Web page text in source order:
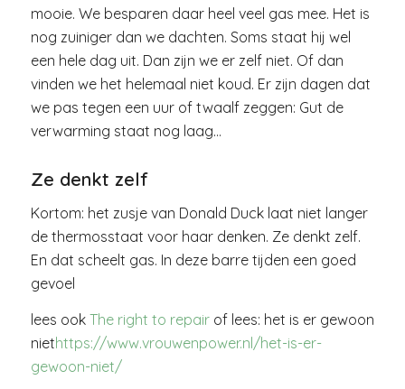
mooie. We besparen daar heel veel gas mee. Het is
nog zuiniger dan we dachten. Soms staat hij wel
een hele dag uit. Dan zijn we er zelf niet. Of dan
vinden we het helemaal niet koud. Er zijn dagen dat
we pas tegen een uur of twaalf zeggen: Gut de
verwarming staat nog laag…
Ze denkt zelf
Kortom: het zusje van Donald Duck laat niet langer
de thermosstaat voor haar denken. Ze denkt zelf.
En dat scheelt gas. In deze barre tijden een goed
gevoel
lees ook The right to repairof lees: het is er gewoon
niethttps://www.vrouwenpower.nl/het-is-er-
gewoon-niet/